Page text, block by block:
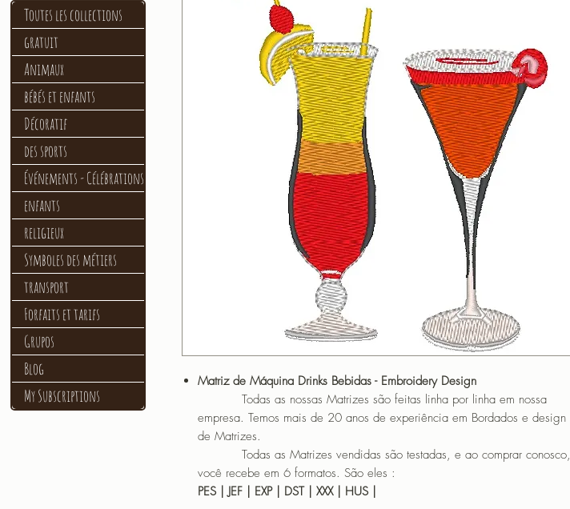
Matriz de Máquina Drinks Bebidas - Embroidery Design
Todas as nossas Matrizes são feitas linha por linha em nossa
empresa. Temos mais de 20 anos de experiência em Bordados e design
de Matrizes.
Todas as Matrizes vendidas são testadas, e ao comprar conosco,
você recebe em 6 formatos. São eles :
PES | JEF | EXP | DST | XXX | HUS |
Toutes les collections
gratuit
Animaux
bébés et enfants
Décoratif
des sports
Événements - Célébrations
enfants
religieux
Symboles des métiers
transport
Forfaits et tarifs
Grupos
Blog
My Subscriptions